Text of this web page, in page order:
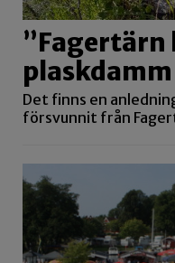
”Fagertärn
Det finns en
försvunnit från